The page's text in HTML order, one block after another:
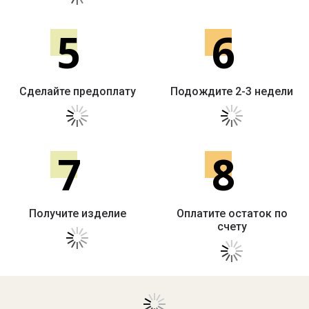
5
Сделайте предоплату
6
Подождите 2-3 недели
7
Получите изделие
8
Оплатите остаток по
счету